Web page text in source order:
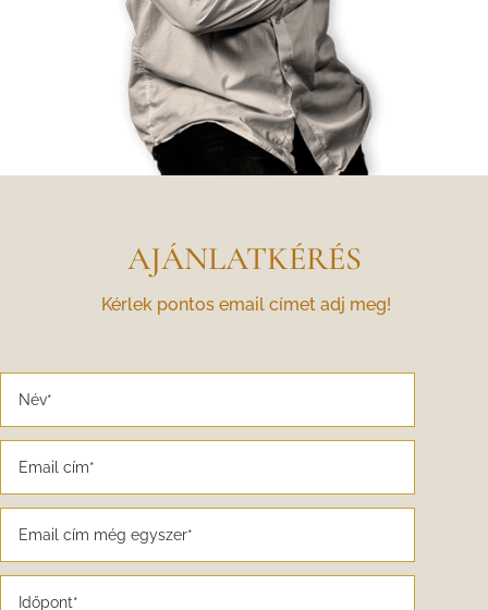
AJÁNLATKÉRÉS
Kérlek pontos email címet adj meg!